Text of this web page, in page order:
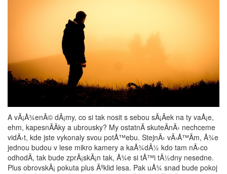
A vÃ¡Å¾enÃ© dÃ¡my, co si tak nosit s sebou sÃ¡Äek na ty vaÅ¡e,
ehm, kapesnÃ­Äky a ubrousky? My ostatnÃ­ skuteÄnÄ› nechceme
vidÄ›t, kde jste vykonaly svou potÅ™ebu. StejnÄ› vÄ›Å™Ã­m, Å¾e
jednou budou v lese mikro kamery a kaÅ¾dÃ½ kdo tam nÄ›co
odhodÃ­, tak bude zprÃ¡skÃ¡n tak, Å¾e si tÅ™i tÃ½dny nesedne.
Plus obrovskÃ¡ pokuta plus Ãºklid lesa. Pak uÅ¾ snad bude pokoj